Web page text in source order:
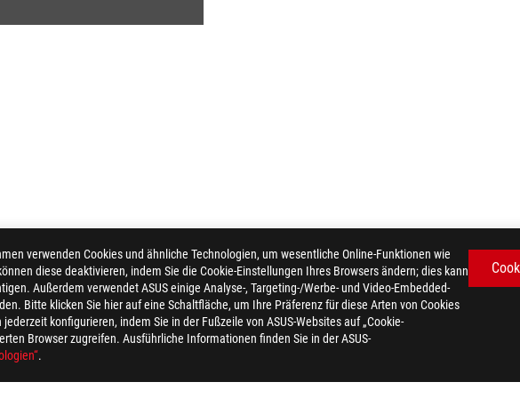
verwenden Cookies und ähnliche Technologien, um wesentliche Online-Funktionen wie
diese deaktivieren, indem Sie die Cookie-Einstellungen Ihres Browsers ändern; dies kann
Außerdem verwendet ASUS einige Analyse-, Targeting-/Werbe- und Video-Embedded-
Bitte klicken Sie hier auf eine Schaltfläche, um Ihre Präferenz für diese Arten von Cookies
konfigurieren, indem Sie in der Fußzeile von ASUS-Websites auf „Cookie-
Browser zugreifen. Ausführliche Informationen finden Sie in der ASUS-
.
FILTER > ROG STRIX Z390-I GAMING GALLERY